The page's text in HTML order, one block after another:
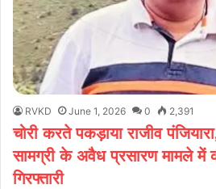
RVKD June 1, 2026 0 2,391
चोरी करते पकड़ाया राजीव
सामग्री के अवैध प्रसारण मामले में
गिरफ्तारी